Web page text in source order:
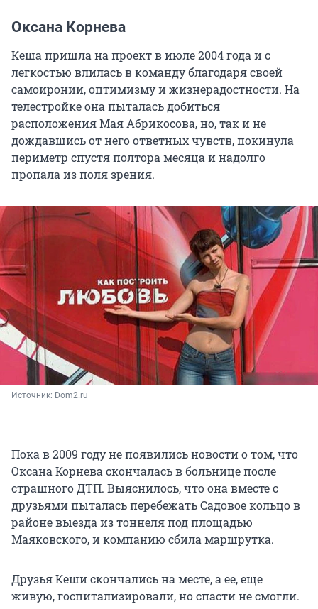
Оксана Корнева
Кеша пришла на проект в июле 2004 года и с
легкостью влилась в команду благодаря своей
самоиронии, оптимизму и жизнерадостности. На
телестройке она пыталась добиться
расположения Мая Абрикосова, но, так и не
дождавшись от него ответных чувств, покинула
периметр спустя полтора месяца и надолго
пропала из поля зрения.
Источник: Dom2.ru
Пока в 2009 году не появились новости о том, что
Оксана Корнева скончалась в больнице после
страшного ДТП. Выяснилось, что она вместе с
друзьями пыталась перебежать Садовое кольцо в
районе выезда из тоннеля под площадью
Маяковского, и компанию сбила маршрутка.
Друзья Кеши скончались на месте, а ее, еще
живую, госпитализировали, но спасти не смогли.